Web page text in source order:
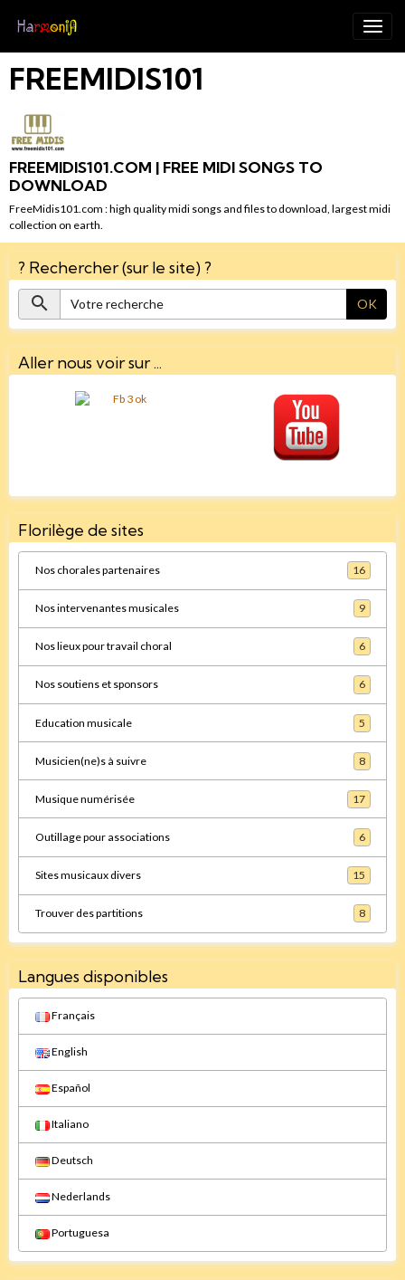
FREEMIDIS101
FREEMIDIS101.COM | FREE MIDI SONGS TO
DOWNLOAD
FreeMidis101.com : high quality midi songs and files to download, largest midi
collection on earth.
? Rechercher (sur le site) ?
OK
Aller nous voir sur ...
Florilège de sites
Nos chorales partenaires 16
Nos intervenantes musicales 9
Nos lieux pour travail choral 6
Nos soutiens et sponsors 6
Education musicale 5
Musicien(ne)s à suivre 8
Musique numérisée 17
Outillage pour associations 6
Sites musicaux divers 15
Trouver des partitions 8
Langues disponibles
Français
English
Español
Italiano
Deutsch
Nederlands
Portuguesa